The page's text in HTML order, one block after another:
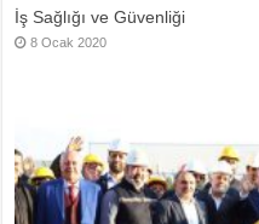
İş Sağlığı ve Güvenliği
8 Ocak 2020